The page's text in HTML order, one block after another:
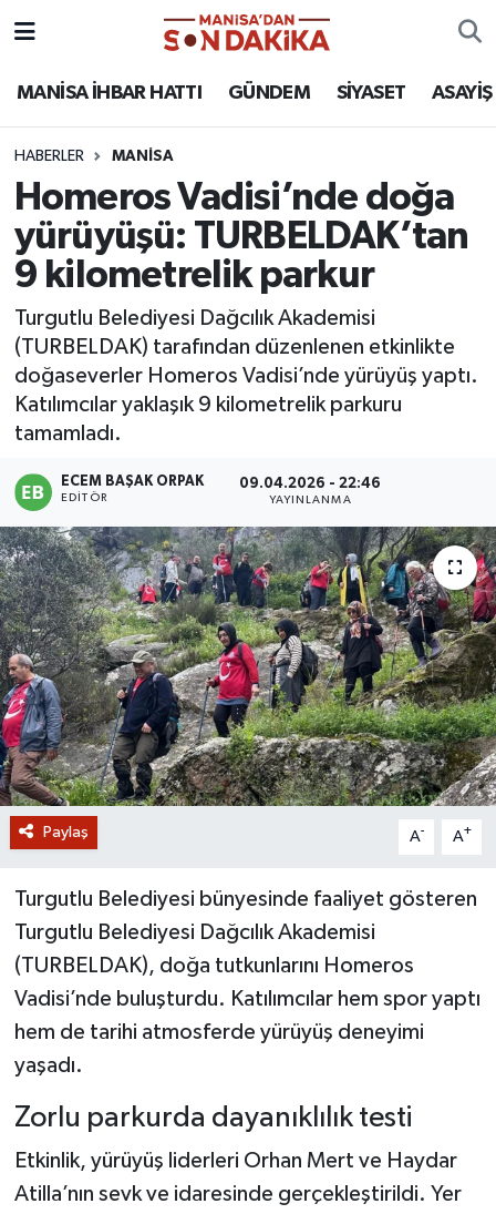
MANİSA İHBAR HATTI GÜNDEM SİYASET ASAYİŞ
HABERLER MANİSA
Homeros Vadisi’nde doğa
yürüyüşü: TURBELDAK’tan
9 kilometrelik parkur
Turgutlu Belediyesi Dağcılık Akademisi
(TURBELDAK) tarafından düzenlenen etkinlikte
doğaseverler Homeros Vadisi’nde yürüyüş yaptı.
Katılımcılar yaklaşık 9 kilometrelik parkuru
tamamladı.
ECEM BAŞAK ORPAK
EDITÖR
09.04.2026 - 22:46
YAYINLANMA
Paylaş A- A+
Turgutlu Belediyesi bünyesinde faaliyet gösteren
Turgutlu Belediyesi Dağcılık Akademisi
(TURBELDAK), doğa tutkunlarını Homeros
Vadisi’nde buluşturdu. Katılımcılar hem spor yaptı
hem de tarihi atmosferde yürüyüş deneyimi
yaşadı.
Zorlu parkurda dayanıklılık testi
Etkinlik, yürüyüş liderleri Orhan Mert ve Haydar
Atilla’nın sevk ve idaresinde gerçekleştirildi. Yer
ASAYİŞ
KÜLTÜR-SANAT
MAGAZİN
MANİSA'DA TRAFİK
SİYASET
SPOR
YAŞAM
GİZLİLİK SÖZLEŞMESİ
İLETİŞİM
Hava Durumu
Puan Durumu ve Fikstür
Tüm Manşetler
Son Dakika Haberleri
Haber Arşivi